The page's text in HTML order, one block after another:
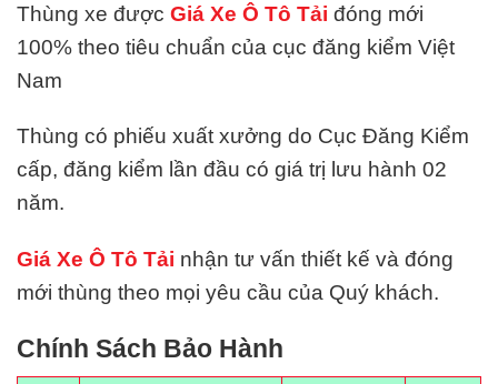
Thùng xe được Giá Xe Ô Tô Tải đóng mới
100% theo tiêu chuẩn của cục đăng kiểm Việt
Nam
Thùng có phiếu xuất xưởng do Cục Đăng Kiểm
cấp, đăng kiểm lần đầu có giá trị lưu hành 02
năm.
Giá Xe Ô Tô Tải nhận tư vấn thiết kế và đóng
mới thùng theo mọi yêu cầu của Quý khách.
Chính Sách Bảo Hành